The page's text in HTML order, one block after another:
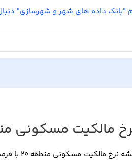
"بانک داده های شهر و شهرسازی"
مالکیت مسکونی